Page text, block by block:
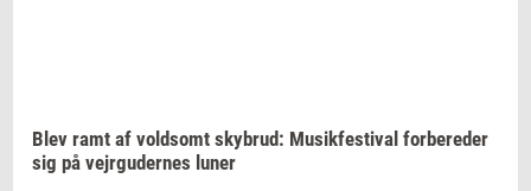
Blev ramt af vold­somt sky­brud: Mu­sik­festi­val for­be­re­der
sig på vej­r­g­u­der­nes luner